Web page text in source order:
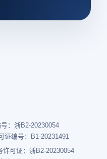
：浙B2-20230054
证编号：B1-20231491
可证：浙B2-20230054